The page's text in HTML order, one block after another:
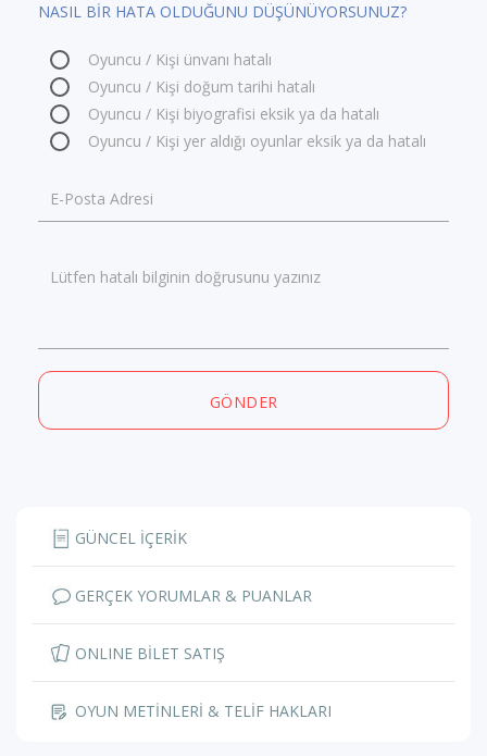
NASIL BİR HATA OLDUĞUNU DÜŞÜNÜYORSUNUZ?
Oyuncu / Kişi ünvanı hatalı
Oyuncu / Kişi doğum tarihi hatalı
Oyuncu / Kişi biyografisi eksik ya da hatalı
Oyuncu / Kişi yer aldığı oyunlar eksik ya da hatalı
E-Posta Adresi
Lütfen hatalı bilginin doğrusunu yazınız
GÖNDER
GÜNCEL İÇERİK
GERÇEK YORUMLAR & PUANLAR
ONLINE BİLET SATIŞ
OYUN METİNLERİ & TELİF HAKLARI